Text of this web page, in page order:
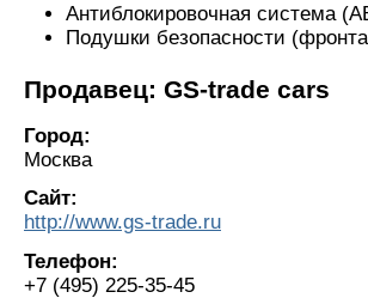
Антиблокировочная система
Подушки безопасности
Продавец: GS-trade cars
Город:
Москва
Сайт:
http://www.gs-trade.ru
Телефон:
+7 (495) 225-35-45